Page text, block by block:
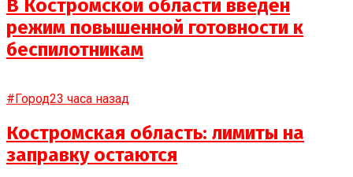
В Костромской области введён
режим повышенной готовности к
беспилотникам
#Город23 часа назад
Костромская область: лимиты на
заправку остаются